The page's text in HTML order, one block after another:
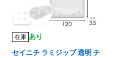
在庫 あり
セイニチ ラミジップ 透明 チ